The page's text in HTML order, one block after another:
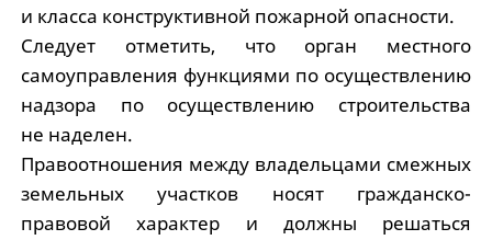
и класса конструктивной пожарной опасности.
Следует отметить, что орган местного
самоуправления функциями по осуществлению
надзора по осуществлению строительства
не наделен.
Правоотношения между владельцами смежных
земельных участков носят гражданско-
правовой характер и должны решаться